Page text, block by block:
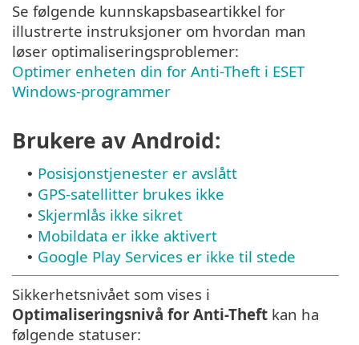
Se følgende kunnskapsbaseartikkel for
illustrerte instruksjoner om hvordan man
løser optimaliseringsproblemer:
Optimer enheten din for Anti-Theft i ESET
Windows-programmer
Brukere av Android:
• Posisjonstjenester er avslått
• GPS-satellitter brukes ikke
• Skjermlås ikke sikret
• Mobildata er ikke aktivert
• Google Play Services er ikke til stede
Sikkerhetsnivået som vises i
Optimaliseringsnivå for Anti-Theft kan ha
følgende statuser: